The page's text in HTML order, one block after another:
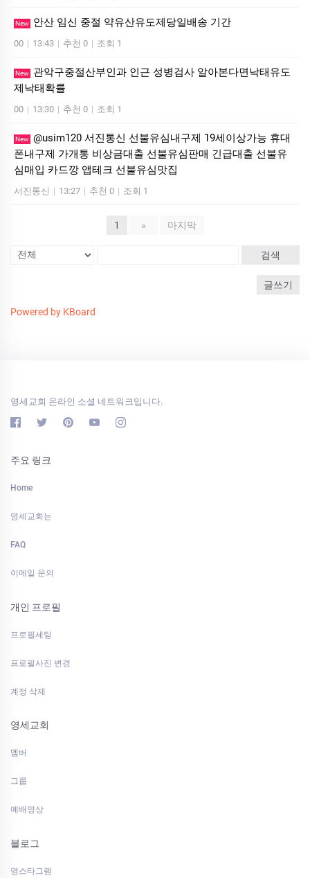
New 안산 임신 중절 약유산유도제당일배송 기간
00 | 13:43 | 추천 0 | 조회 1
New
관악구중절산부인과 인근 성병검사 알아본다면낙태유도
제낙태확률
00 | 13:30 | 추천 0 | 조회 1
New @usim120 서진통신 선불유심내구제 19세이상가능 휴대
폰내구제 가개통 비상금대출 선불유심판매 긴급대출 선불유
심매입 카드깡 앱테크 선불유심맛집
서진통신 | 13:27 | 추천 0 | 조회 1
1 » 마지막
검색
글쓰기
Powered by KBoard
영세교회 온라인 소셜 네트워크입니다.
주요 링크
Home
영세교회는
FAQ
이메일 문의
개인 프로필
프로필세팅
프로필사진 변경
계정 삭제
영세교회
멤버
그룹
예배영상
블로그
영스타그램